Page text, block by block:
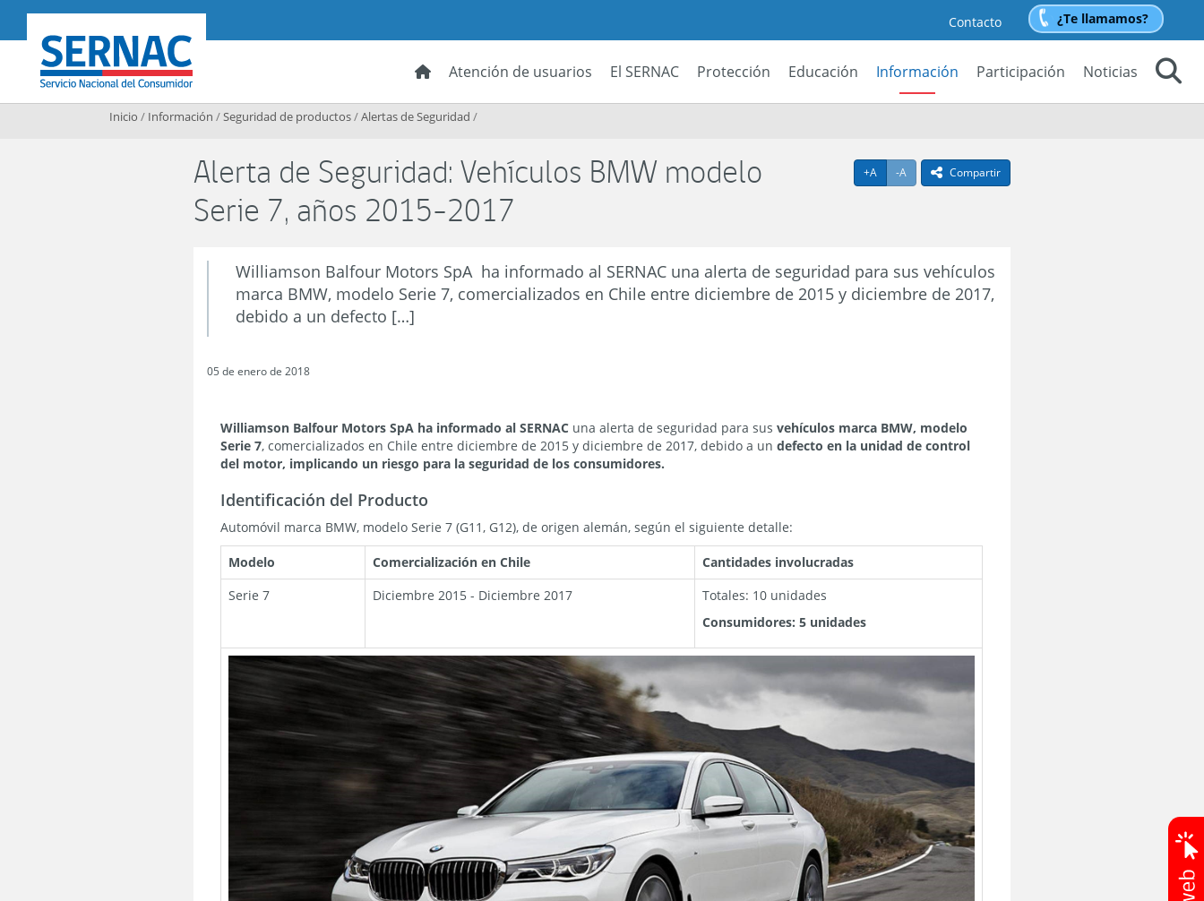
SERNAC
Contacto ¿Te llamamos?
Atención de usuarios El SERNAC Protección Educación Información Participación
Noticias
Inicio / Información /Seguridad de productos/Alertas de Seguridad /
+A Agrandar texto
-A Achicar textoicono compartir
Compartir
Alerta de Seguridad: Vehículos BMW modelo
Serie 7, años 2015-2017
Williamson Balfour Motors SpA ha informado al SERNAC una alerta de seguridad para sus vehículos
marca BMW, modelo Serie 7, comercializados en Chile entre diciembre de 2015 y diciembre de 2017,
debido a un defecto […]
05 de enero de 2018
Williamson Balfour Motors SpA ha informado al SERNAC una alerta de seguridad para susvehículos marca BMW, modelo
Serie 7, comercializados en Chile entre diciembre de 2015 y diciembre de 2017, debido a undefecto en la unidad de control
del motor, implicando un riesgo para la seguridad de los consumidores.
Identificación del Producto
Automóvil marca BMW, modelo Serie 7 (G11, G12), de origen alemán, según el siguiente detalle:
Modelo Comercialización en Chile
Cantidades involucradas
Serie 7
Diciembre 2015 - Diciembre 2017
Totales: 10 unidades
Consumidores: 5 unidades